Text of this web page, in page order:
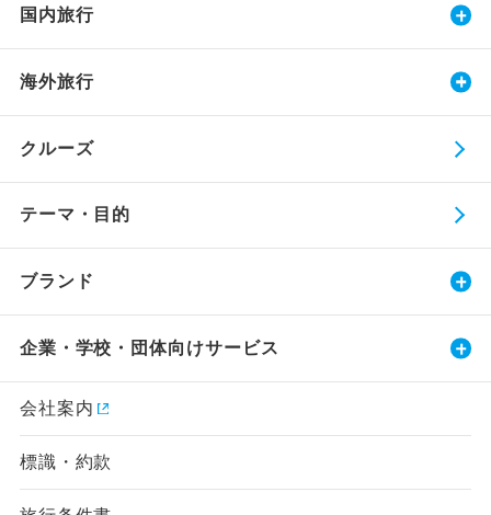
国内旅行
海外旅行
クルーズ
テーマ・目的
ブランド
企業・学校・団体向けサービス
会社案内
標識・約款